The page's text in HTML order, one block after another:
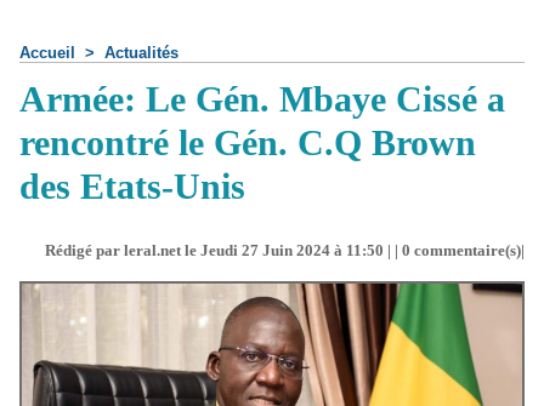
Accueil > Actualités
Armée: Le Gén. Mbaye Cissé a
rencontré le Gén. C.Q Brown
des Etats-Unis
Rédigé par leral.net le Jeudi 27 Juin 2024 à 11:50 | | 0 commentaire(s)|